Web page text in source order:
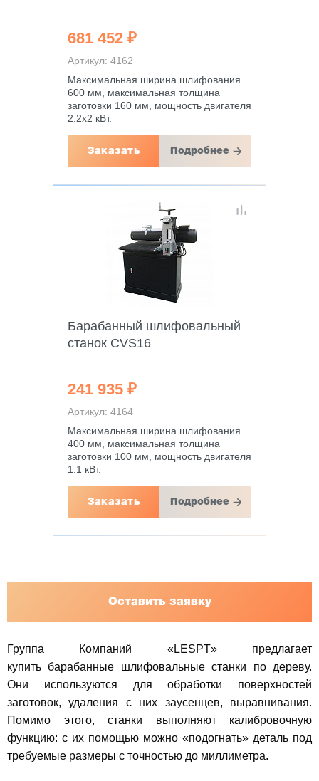
681 452 ₽
Артикул: 4162
Максимальная ширина шлифования
600 мм, максимальная толщина
заготовки 160 мм, мощность двигателя
2.2х2 кВт.
Заказать Подробнее
Барабанный шлифовальный
станок CVS16
241 935 ₽
Артикул: 4164
Максимальная ширина шлифования
400 мм, максимальная толщина
заготовки 100 мм, мощность двигателя
1.1 кВт.
Заказать Подробнее
Оставить заявку
Группа Компаний «LESPT» предлагает
купить барабанные шлифовальные станки по дереву.
Они используются для обработки поверхностей
заготовок, удаления с них заусенцев, выравнивания.
Помимо этого, станки выполняют калибровочную
функцию: с их помощью можно «подогнать» деталь под
требуемые размеры с точностью до миллиметра.